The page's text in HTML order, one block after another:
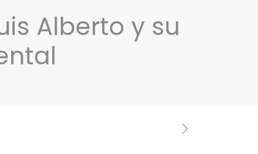
Alberto y su